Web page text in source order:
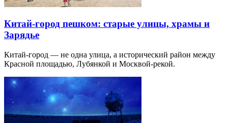
Китай-город пешком: старые улицы, храмы и
Зарядье
Китай-город — не одна улица, а исторический район между
Красной площадью, Лубянкой и Москвой-рекой.